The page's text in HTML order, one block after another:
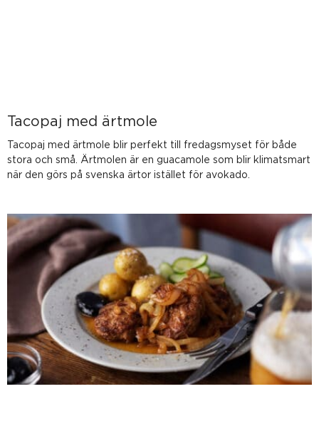
Tacopaj med ärtmole
Tacopaj med ärtmole blir perfekt till fredagsmyset för både
stora och små. Ärtmolen är en guacamole som blir klimatsmart
när den görs på svenska ärtor istället för avokado.